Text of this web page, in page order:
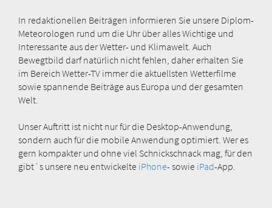
In redaktionellen Beiträgen informieren Sie unsere Diplom-
Meteorologen rund um die Uhr über alles Wichtige und
Interessante aus der Wetter- und Klimawelt. Auch
Bewegtbild darf natürlich nicht fehlen, daher erhalten Sie
im Bereich Wetter-TV immer die aktuellsten Wetterfilme
sowie spannende Beiträge aus Europa und der gesamten
Welt.
Unser Auftritt ist nicht nur für die Desktop-Anwendung,
sondern auch für die mobile Anwendung optimiert. Wer es
gern kompakter und ohne viel Schnickschnack mag, für den
gibt´s unsere neu entwickelte iPhone- sowie iPad-App.